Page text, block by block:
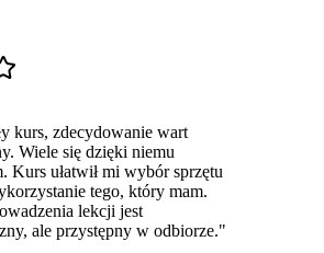
kurs, zdecydowanie wart
. Wiele się dzięki niemu
Kurs ułatwił mi wybór sprzętu
tego, który mam.
lekcji jest
ale przystępny w odbiorze."